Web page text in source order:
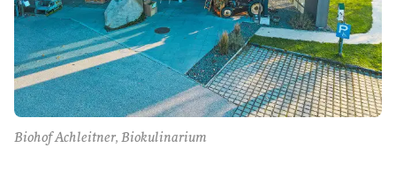
Biohof Achleitner, Biokulinarium